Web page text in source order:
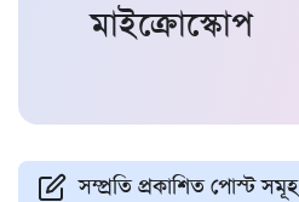
মাইক্রোস্কোপ
সম্প্রতি প্রকাশিত পোস্ট সমূহ